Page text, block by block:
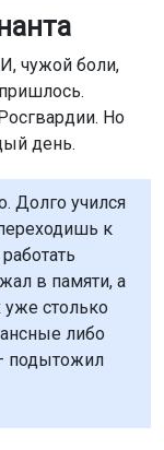
чужой боли,
Но
день.
Долго учился
к
в памяти, а
уже столько
либо
подытожил